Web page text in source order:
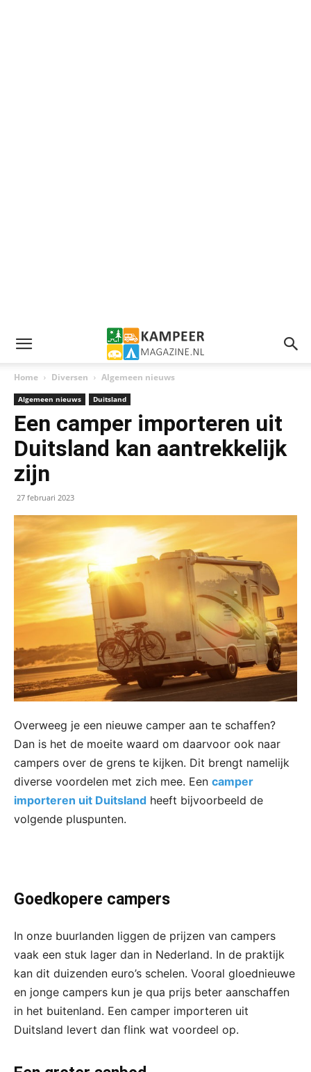
Home Diversen Algemeen nieuws
Algemeen nieuws Duitsland
Een camper importeren uit
Duitsland kan aantrekkelijk
zijn
27 februari 2023
Overweeg je een nieuwe camper aan te schaffen?
Dan is het de moeite waard om daarvoor ook naar
campers over de grens te kijken. Dit brengt namelijk
diverse voordelen met zich mee. Een camper
importeren uit Duitsland heeft bijvoorbeeld de
volgende pluspunten.
Goedkopere campers
In onze buurlanden liggen de prijzen van campers
vaak een stuk lager dan in Nederland. In de praktijk
kan dit duizenden euro’s schelen. Vooral gloednieuwe
en jonge campers kun je qua prijs beter aanschaffen
in het buitenland. Een camper importeren uit
Duitsland levert dan flink wat voordeel op.